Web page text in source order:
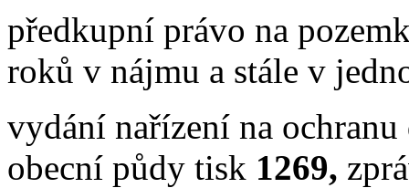
předkupní právo na
roků v nájmu a stále v
vydání nařízení na
obecní půdy tisk 1269,